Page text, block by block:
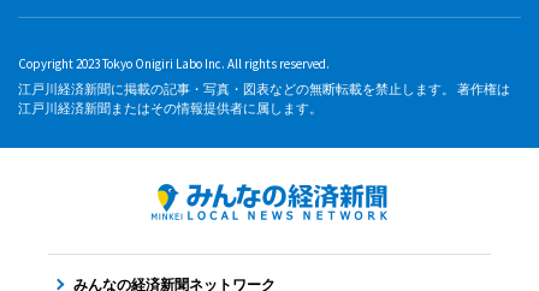
Copyright 2023 Tokyo Onigiri Labo Inc. All rights reserved.
江戸川経済新聞に掲載の記事・写真・図表などの無断転載を禁止します。 著作権は
江戸川経済新聞またはその情報提供者に属します。
みんなの経済新聞ネットワーク